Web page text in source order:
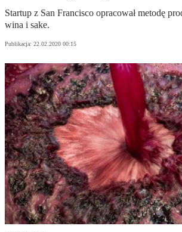
Startup z San Francisco opracował metodę
wina i sake.
Publikacja: 22.02.2020 00:15